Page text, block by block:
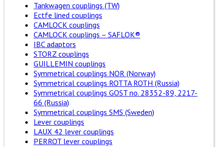
Tankwagen couplings (TW)
Ectfe lined couplings
CAMLOCK couplings
CAMLOCK couplings – SAFLOK®
IBC adaptors
STORZ couplings
GUILLEMIN couplings
Symmetrical couplings NOR (Norway)
Symmetrical couplings ROTTA ROTH (Russia)
Symmetrical couplings GOST no. 28352-89, 2217-
66 (Russia)
Symmetrical couplings SMS (Sweden)
Lever couplings
LAUX 42 lever couplings
PERROT lever couplings